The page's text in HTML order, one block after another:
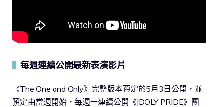
每週連續公開最新表演影片
《The One and Only》完整版本預定於5月3日公開，並
預定由當週開始，每週一連續公開《IDOLY PRIDE》團